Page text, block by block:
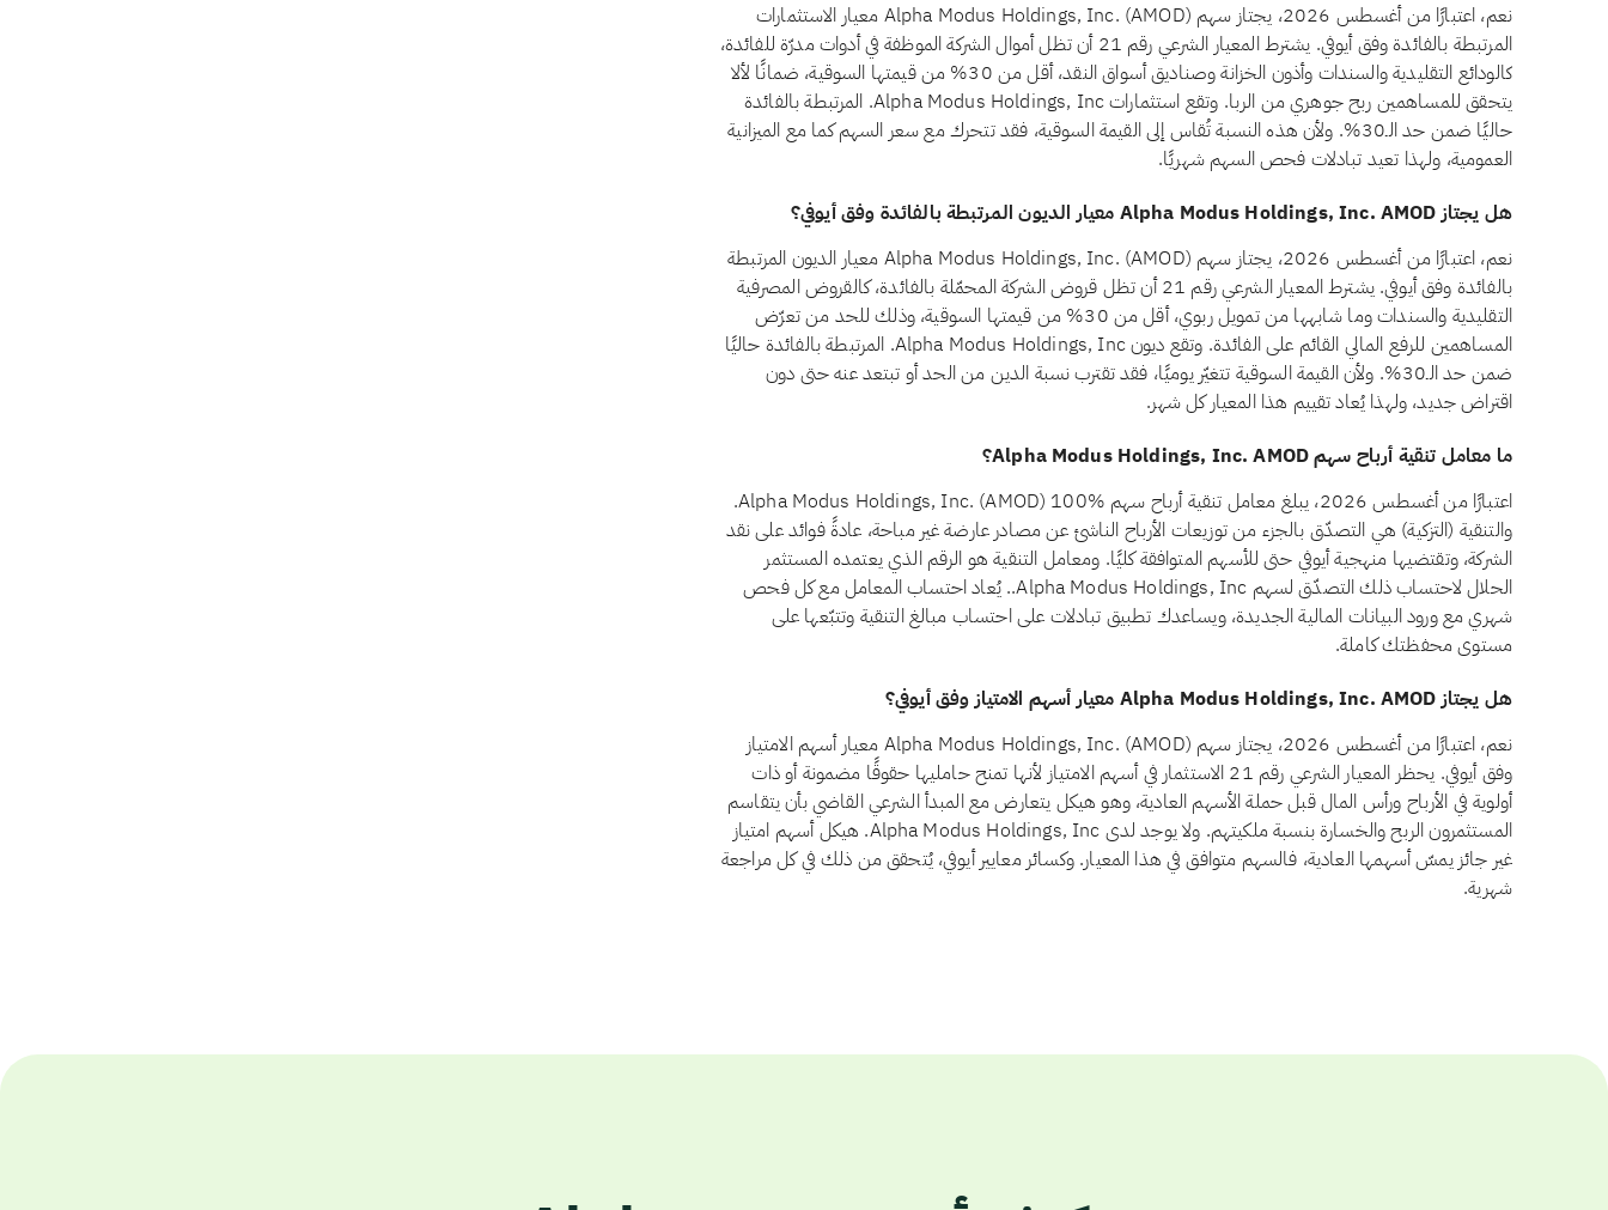
نعم، اعتبارًا من أغسطس 2026، يجتاز سهم Alpha Modus Holdings, Inc. (AMOD) معيار الاستثمارات
المرتبطة بالفائدة وفق أيوفي. يشترط المعيار الشرعي رقم 21 أن تظل أموال الشركة الموظفة في أدوات مدرّة للفائدة،
كالودائع التقليدية والسندات وأذون الخزانة وصناديق أسواق النقد، أقل من 30% من قيمتها السوقية، ضمانًا لألا
يتحقق للمساهمين ربح جوهري من الربا. وتقع استثمارات Alpha Modus Holdings, Inc. المرتبطة بالفائدة
حاليًا ضمن حد الـ30%. ولأن هذه النسبة تُقاس إلى القيمة السوقية، فقد تتحرك مع سعر السهم كما مع الميزانية
العمومية، ولهذا تعيد تبادلات فحص السهم شهريًا.
هل يجتاز Alpha Modus Holdings, Inc. AMOD معيار الديون المرتبطة بالفائدة وفق أيوفي؟
نعم، اعتبارًا من أغسطس 2026، يجتاز سهم Alpha Modus Holdings, Inc. (AMOD) معيار الديون المرتبطة
بالفائدة وفق أيوفي. يشترط المعيار الشرعي رقم 21 أن تظل قروض الشركة المحمّلة بالفائدة، كالقروض المصرفية
التقليدية والسندات وما شابهها من تمويل ربوي، أقل من 30% من قيمتها السوقية، وذلك للحد من تعرّض
المساهمين للرفع المالي القائم على الفائدة. وتقع ديون Alpha Modus Holdings, Inc. المرتبطة بالفائدة حاليًا
ضمن حد الـ30%. ولأن القيمة السوقية تتغيّر يوميًا، فقد تقترب نسبة الدين من الحد أو تبتعد عنه حتى دون
اقتراض جديد، ولهذا يُعاد تقييم هذا المعيار كل شهر.
ما معامل تنقية أرباح سهم Alpha Modus Holdings, Inc. AMOD؟
اعتبارًا من أغسطس 2026، يبلغ معامل تنقية أرباح سهم Alpha Modus Holdings, Inc. (AMOD) 100%.
والتنقية (التزكية) هي التصدّق بالجزء من توزيعات الأرباح الناشئ عن مصادر عارضة غير مباحة، عادةً فوائد على نقد
الشركة، وتقتضيها منهجية أيوفي حتى للأسهم المتوافقة كليًا. ومعامل التنقية هو الرقم الذي يعتمده المستثمر
الحلال لاحتساب ذلك التصدّق لسهم Alpha Modus Holdings, Inc.. يُعاد احتساب المعامل مع كل فحص
شهري مع ورود البيانات المالية الجديدة، ويساعدك تطبيق تبادلات على احتساب مبالغ التنقية وتتبّعها على
مستوى محفظتك كاملة.
هل يجتاز Alpha Modus Holdings, Inc. AMOD معيار أسهم الامتياز وفق أيوفي؟
نعم، اعتبارًا من أغسطس 2026، يجتاز سهم Alpha Modus Holdings, Inc. (AMOD) معيار أسهم الامتياز
وفق أيوفي. يحظر المعيار الشرعي رقم 21 الاستثمار في أسهم الامتياز لأنها تمنح حامليها حقوقًا مضمونة أو ذات
أولوية في الأرباح ورأس المال قبل حملة الأسهم العادية، وهو هيكل يتعارض مع المبدأ الشرعي القاضي بأن يتقاسم
المستثمرون الربح والخسارة بنسبة ملكيتهم. ولا يوجد لدى Alpha Modus Holdings, Inc. هيكل أسهم امتياز
غير جائز يمسّ أسهمها العادية، فالسهم متوافق في هذا المعيار. وكسائر معايير أيوفي، يُتحقق من ذلك في كل مراجعة
شهرية.